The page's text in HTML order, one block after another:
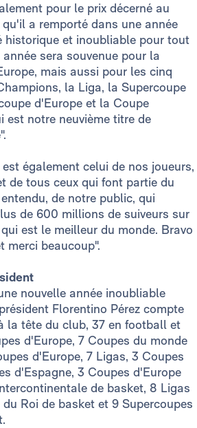
pour le prix décerné au
a remporté dans une année
historique et inoubliable pour tout
année sera souvenue pour la
mais aussi pour les cinq
la Liga, la Supercoupe
d'Europe et la Coupe
est notre neuvième titre de
également celui de nos joueurs,
de tous ceux qui font partie du
de notre public, qui
de 600 millions de suiveurs sur
est le meilleur du monde. Bravo
merci beaucoup".
nouvelle année inoubliable
Florentino Pérez compte
la tête du club, 37 en football et
d'Europe, 7 Coupes du monde
d'Europe, 7 Ligas, 3 Coupes
d'Espagne, 3 Coupes d'Europe
de basket, 8 Ligas
Roi de basket et 9 Supercoupes